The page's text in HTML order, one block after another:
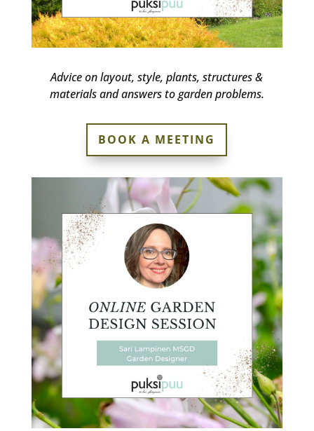
Advice on layout, style, plants, structures &
materials and answers to garden problems.
BOOK A MEETING